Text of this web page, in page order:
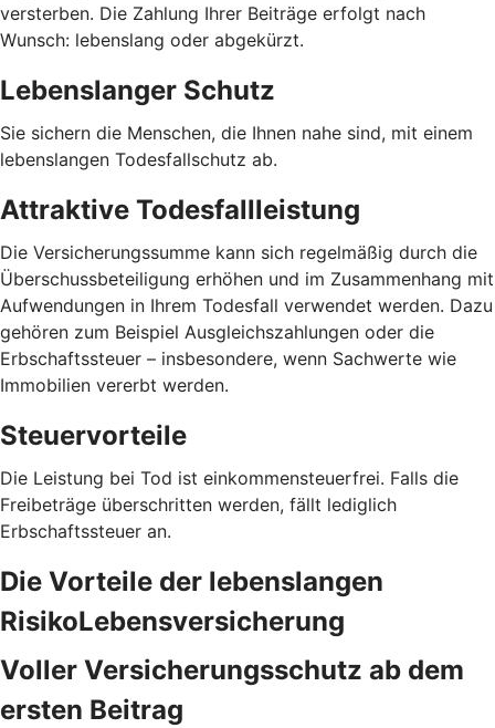
versterben. Die Zahlung Ihrer Beiträge erfolgt nach
Wunsch: lebenslang oder abgekürzt.
Lebenslanger Schutz
Sie sichern die Menschen, die Ihnen nahe sind, mit einem
lebenslangen Todesfallschutz ab.
Attraktive Todesfallleistung
Die Versicherungssumme kann sich regelmäßig durch die
Überschussbeteiligung erhöhen und im Zusammenhang mit
Aufwendungen in Ihrem Todesfall verwendet werden. Dazu
gehören zum Beispiel Ausgleichszahlungen oder die
Erbschaftssteuer – insbesondere, wenn Sachwerte wie
Immobilien vererbt werden.
Steuervorteile
Die Leistung bei Tod ist einkommensteuerfrei. Falls die
Freibeträge überschritten werden, fällt lediglich
Erbschaftssteuer an.
Die Vorteile der lebenslangen
RisikoLebensversicherung
Voller Versicherungs­schutz ab dem
ersten Beitrag